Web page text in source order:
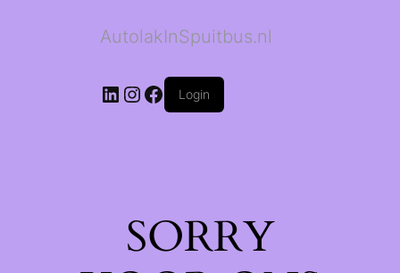
AutolakInSpuitbus.nl
LinkedIn
Instagram
Facebook
Login
SORRY